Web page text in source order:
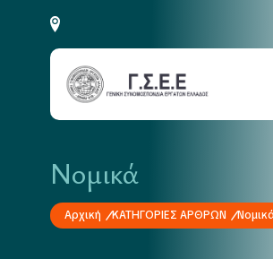
Νομικά
Αρχική ΚΑΤΗΓΟΡΙΕΣ ΑΡΘΡΩΝ